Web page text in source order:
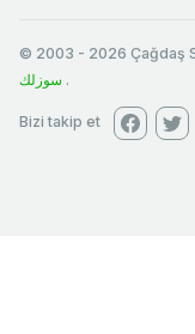
© 2003 - 2026 Çağdaş
سوزلك .
Bizi takip et